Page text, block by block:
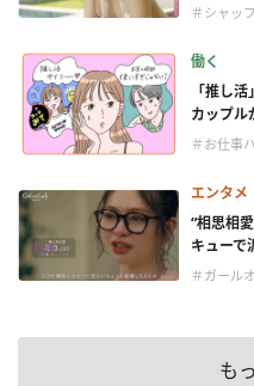
＃シャッ
働く
「推し
カップル
＃お仕事
エンタメ
“相思相
キューで
＃ガール
も